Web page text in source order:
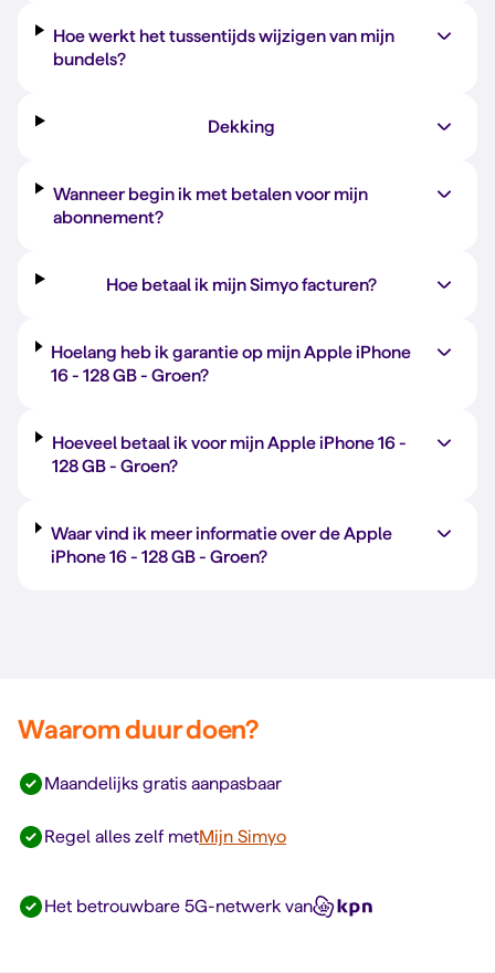
Hoe werkt het tussentijds wijzigen van mijn
bundels?
Dekking
Wanneer begin ik met betalen voor mijn
abonnement?
Hoe betaal ik mijn Simyo facturen?
Hoelang heb ik garantie op mijn Apple iPhone
16 -128 GB-Groen?
Hoeveel betaal ik voor mijn Apple iPhone 16 -
128 GB- Groen?
Waar vind ik meer informatie over de Apple
iPhone 16 - 128 GB- Groen?
Waarom duur doen?
Maandelijks gratis aanpasbaar
Regel alles zelf metMijn Simyo
Het betrouwbare 5G-netwerk van